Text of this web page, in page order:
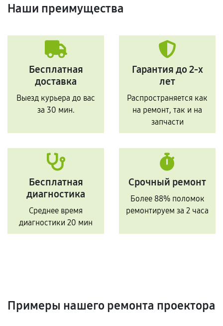
Наши преимущества
Бесплатная
доставка
Выезд курьера до вас
за 30 мин.
Гарантия до 2-х
лет
Распространяется как
на ремонт, так и на
запчасти
Бесплатная
диагностика
Среднее время
диагностики 20 мин
Срочный ремонт
Более 88% поломок
ремонтируем за 2 часа
Примеры нашего ремонта проектора